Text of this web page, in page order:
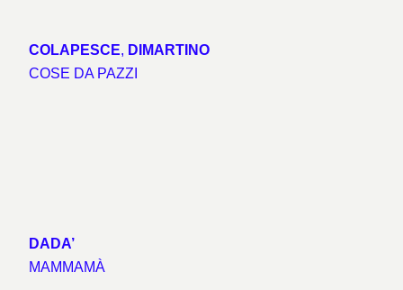
COLAPESCE, DIMARTINO
COSE DA PAZZI
DADA’
MAMMAMÀ